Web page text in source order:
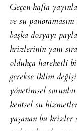
Geçen hafta
ve su
başka dosyayı
krizlerinin yanı
oldukça hareketli
gerekse iklim
yönetimsel
kentsel su
yaşanan bu krizler